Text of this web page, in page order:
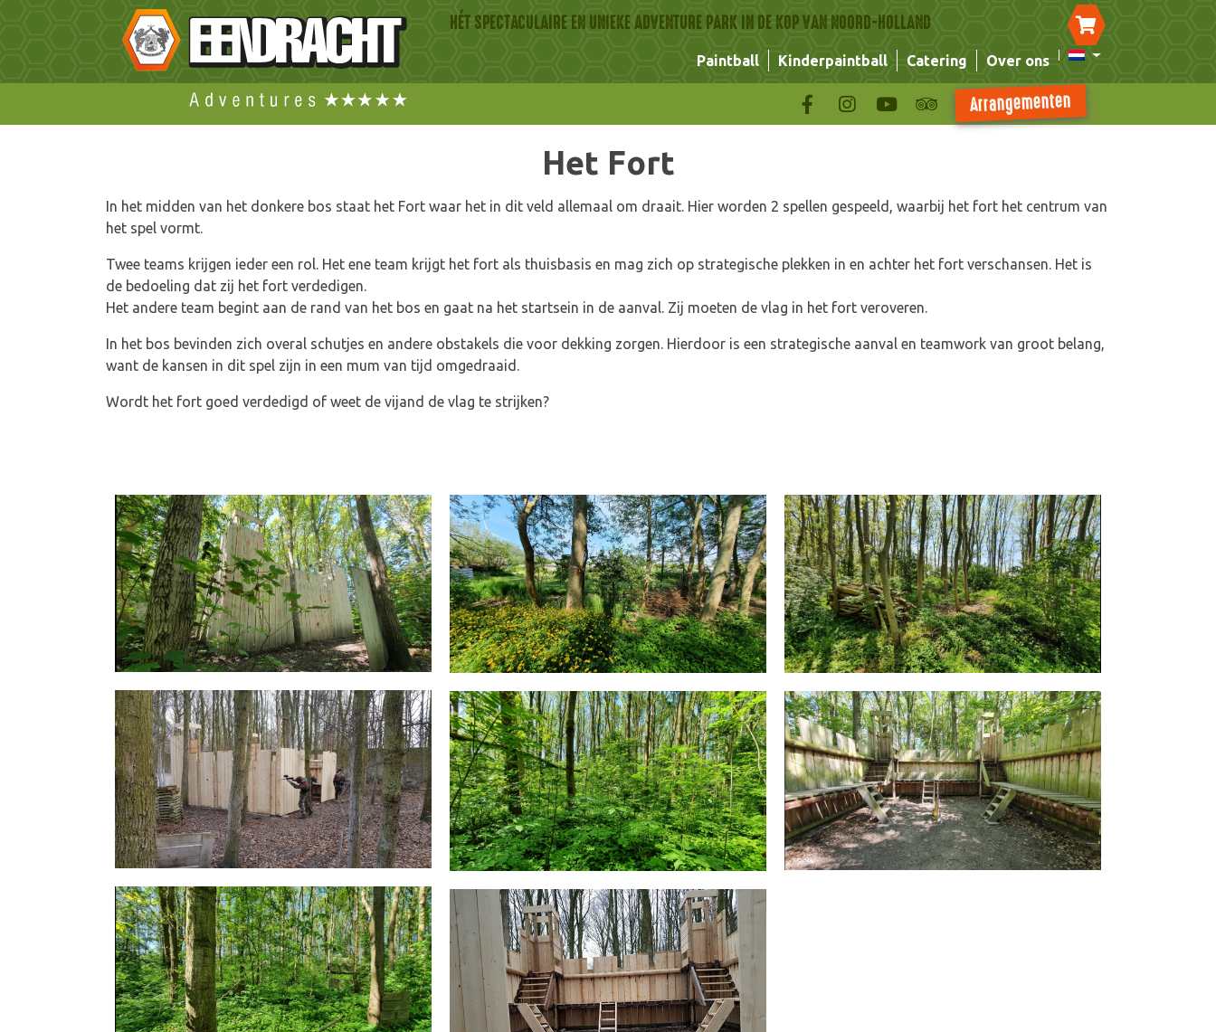
HÉT SPECTACULAIRE EN UNIEKE ADVENTURE PARK IN DE KOP VAN NOORD-HOLLAND
Paintball Kinderpaintball Catering Over ons
Arrangementen
Het Fort
In het midden van het donkere bos staat het Fort waar het in dit veld allemaal om draait. Hier worden 2 spellen gespeeld, waarbij het fort het centrum van
het spel vormt.
Twee teams krijgen ieder een rol. Het ene team krijgt het fort als thuisbasis en mag zich op strategische plekken in en achter het fort verschansen. Het is
de bedoeling dat zij het fort verdedigen.
Het andere team begint aan de rand van het bos en gaat na het startsein in de aanval. Zij moeten de vlag in het fort veroveren.
In het bos bevinden zich overal schutjes en andere obstakels die voor dekking zorgen. Hierdoor is een strategische aanval en teamwork van groot belang,
want de kansen in dit spel zijn in een mum van tijd omgedraaid.
Wordt het fort goed verdedigd of weet de vijand de vlag te strijken?